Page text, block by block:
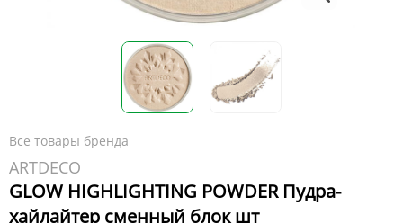
Все товары бренда
ARTDECO
GLOW HIGHLIGHTING POWDER Пудра-
хайлайтер сменный блок шт